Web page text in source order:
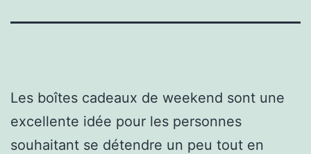
Les boîtes cadeaux de weekend sont une
excellente idée pour les personnes
souhaitant se détendre un peu tout en